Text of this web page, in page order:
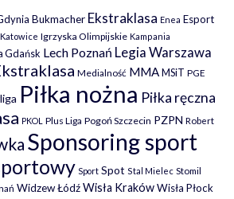
Bukmacher Ekstraklasa Enea Esport
Katowice Igrzyska Olimpijskie Kampania
Gdańsk Lech Poznań Legia Warszawa
Medialność MMAMSiT PGE
Piłka nożna Piłka ręczna
PKOL Plus Liga Pogoń Szczecin PZPN Robert
Sponsoring sport
Sport Spot Stal Mielec Stomil
Widzew ŁódźWisła KrakówWisła Płock